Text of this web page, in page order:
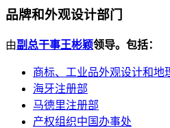
品牌和外观设计部门
由副总干事王彬颖领导。包括：
商标、工业品外观设计和地
海牙注册部
马德里注册部
产权组织中国办事处